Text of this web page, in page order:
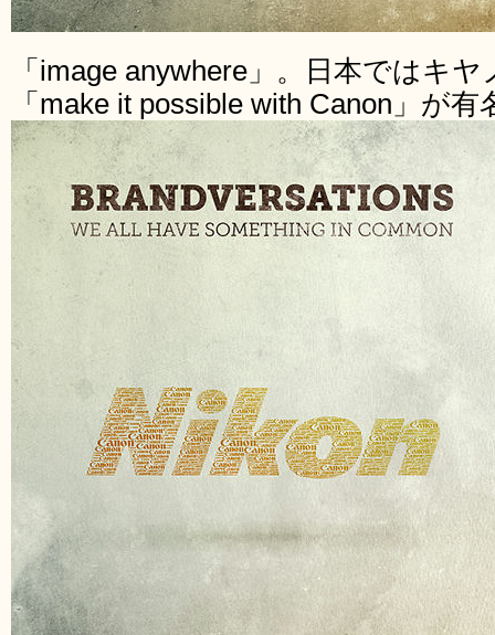
「image anywhere」。日本ではキ
「make it possible with Canon」が